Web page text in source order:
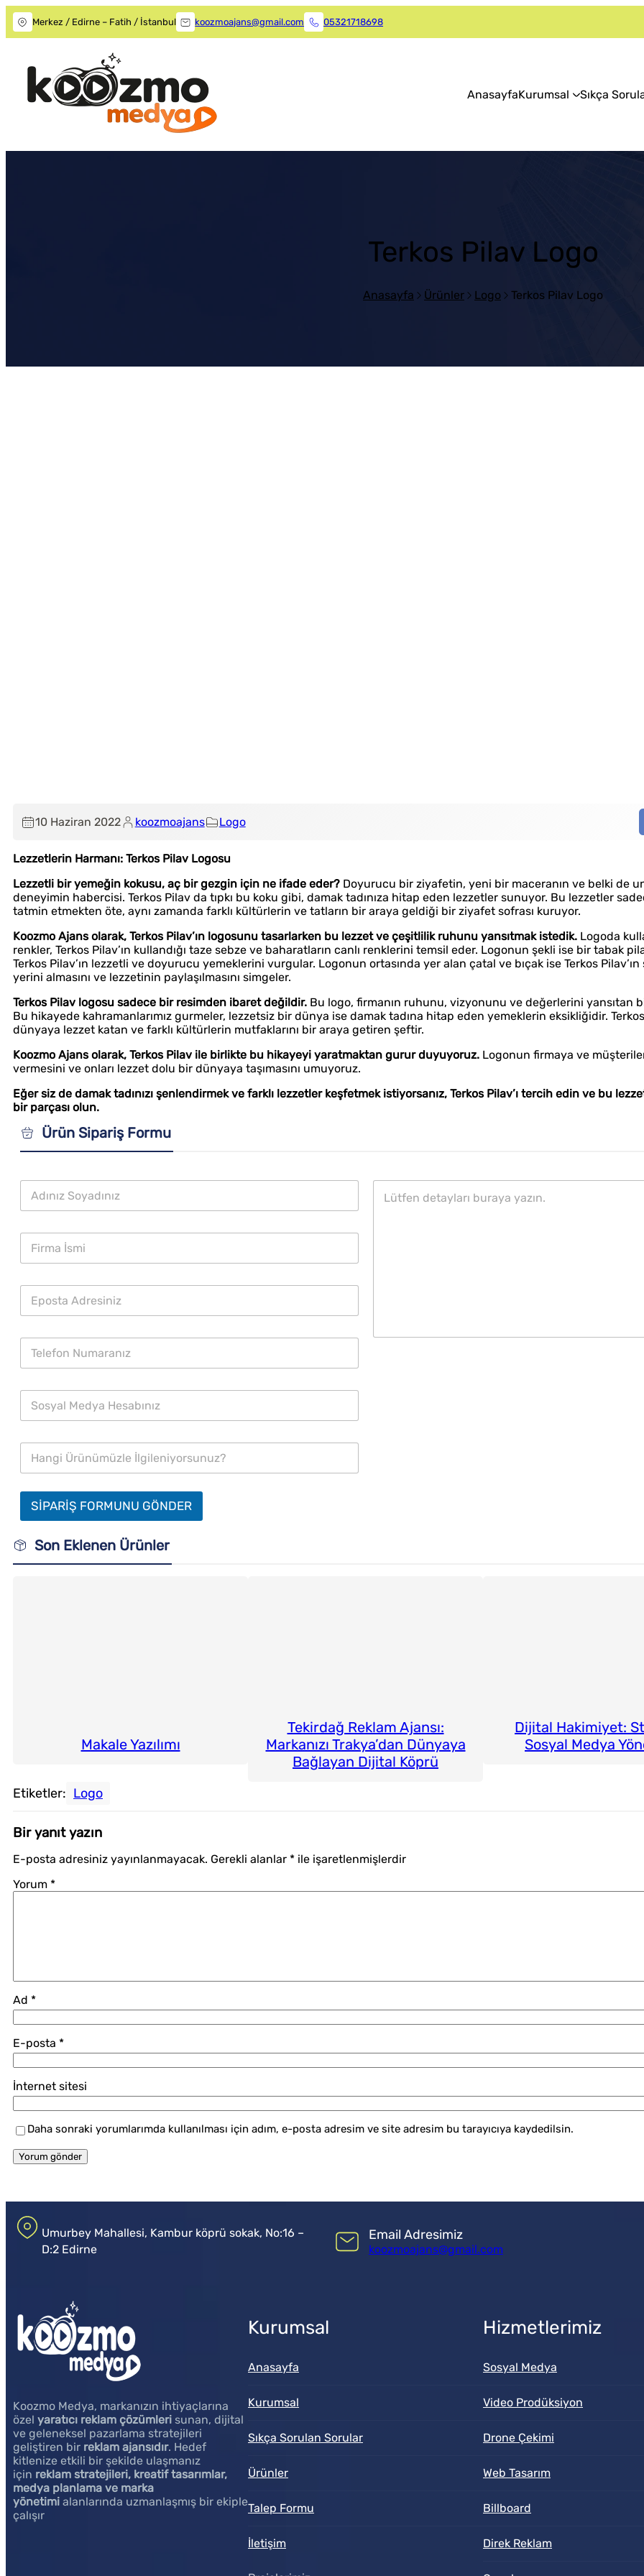
Merkez / Edirne – Fatih / İstanbul koozmoajans@gmail.com 05321718698
AnasayfaKurumsal Sıkça
Terkos Pilav Logo
Anasayfa Ürünler Logo Terkos Pilav Logo
10 Haziran 2022 koozmoajans Logo
Lezzetlerin Harmanı: Terkos Pilav Logosu
Lezzetli bir yemeğin kokusu, aç bir gezgin için ne ifade eder? Doyurucu bir ziyafetin, yeni bir maceranın ve belki de
deneyimin habercisi. Terkos Pilav da tıpkı bu koku gibi, damak tadınıza hitap eden lezzetler sunuyor. Bu lezzetler
tatmin etmekten öte, aynı zamanda farklı kültürlerin ve tatların bir araya geldiği bir ziyafet sofrası kuruyor.
Koozmo Ajans olarak, Terkos Pilav’ın logosunu tasarlarken bu lezzet ve çeşitlilik ruhunu yansıtmak istedik. Logoda
renkler, Terkos Pilav’ın kullandığı taze sebze ve baharatların canlı renklerini temsil eder. Logonun şekli ise bir tabak
Terkos Pilav’ın lezzetli ve doyurucu yemeklerini vurgular. Logonun ortasında yer alan çatal ve bıçak ise Terkos
yerini almasını ve lezzetinin paylaşılmasını simgeler.
Terkos Pilav logosu sadece bir resimden ibaret değildir. Bu logo, firmanın ruhunu, vizyonunu ve değerlerini yansıtan
Bu hikayede kahramanlarımız gurmeler, lezzetsiz bir dünya ise damak tadına hitap eden yemeklerin eksikliğidir.
dünyaya lezzet katan ve farklı kültürlerin mutfaklarını bir araya getiren şeftir.
Koozmo Ajans olarak, Terkos Pilav ile birlikte bu hikayeyi yaratmaktan gurur duyuyoruz. Logonun firmaya ve
vermesini ve onları lezzet dolu bir dünyaya taşımasını umuyoruz.
Eğer siz de damak tadınızı şenlendirmek ve farklı lezzetler keşfetmek istiyorsanız, Terkos Pilav’ı tercih edin ve bu
bir parçası olun.
Ürün Sipariş Formu
SİPARİŞ FORMUNU GÖNDER
Son Eklenen Ürünler
Makale Yazılımı
Tekirdağ Reklam Ajansı:
Markanızı Trakya’dan Dünyaya
Bağlayan Dijital Köprü
Dijital Hakimiyet:
Sosyal Medya
Etiketler: Logo
Bir yanıt yazın
E-posta adresiniz yayınlanmayacak. Gerekli alanlar * ile işaretlenmişlerdir
Yorum *
Ad *
E-posta *
İnternet sitesi
Daha sonraki yorumlarımda kullanılması için adım, e-posta adresim ve site adresim bu tarayıcıya kaydedilsin.
Umurbey Mahallesi, Kambur köprü sokak, No:16 –
D:2 Edirne
Email Adresimiz
koozmoajans@gmail.com
Koozmo Medya, markanızın ihtiyaçlarına
özel yaratıcı reklam çözümleri sunan, dijital
ve geleneksel pazarlama stratejileri
geliştiren bir reklam ajansıdır. Hedef
kitlenize etkili bir şekilde ulaşmanız
için reklam stratejileri, kreatif tasarımlar,
medya planlama ve marka
yönetimi alanlarında uzmanlaşmış bir ekiple
çalışır
Kurumsal
Anasayfa
Kurumsal
Sıkça Sorulan Sorular
Ürünler
Talep Formu
İletişim
Hizmetlerimiz
Sosyal Medya
Video Prodüksiyon
Drone Çekimi
Web Tasarım
Billboard
Direk Reklam